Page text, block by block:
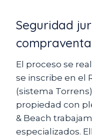
Seguridad
compraventa
El proceso se
se inscribe en el
(sistema
propiedad con
& Beach
especializados.